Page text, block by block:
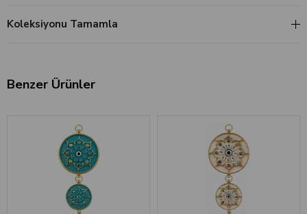
Koleksiyonu Tamamla
Benzer Ürünler